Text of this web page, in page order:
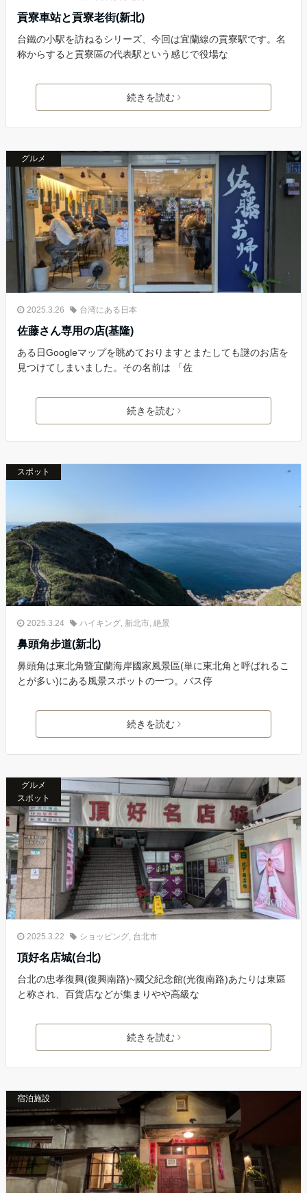
貢寮車站と貢寮老街(新北)
台鐵の小駅を訪ねるシリーズ、今回は宜蘭線の貢寮駅です。名
称からすると貢寮區の代表駅という感じで役場な
続きを読む
グルメ
2025.3.26 台湾にある日本
佐藤さん専用の店(基隆)
ある日Googleマップを眺めておりますとまたしても謎のお店を
見つけてしまいました。その名前は 「佐
続きを読む
スポット
2025.3.24 ハイキング, 新北市, 絶景
鼻頭角步道(新北)
鼻頭角は東北角暨宜蘭海岸國家風景區(単に東北角と呼ばれるこ
とが多い)にある風景スポットの一つ。バス停
続きを読む
グルメ
スポット
2025.3.22 ショッピング, 台北市
頂好名店城(台北)
台北の忠孝復興(復興南路)~國父紀念館(光復南路)あたりは東區
と称され、百貨店などが集まりやや高級な
続きを読む
宿泊施設